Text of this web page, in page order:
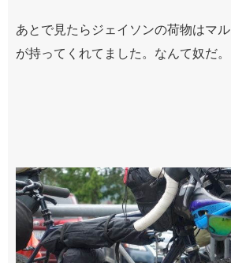
あとで見たらジェイソンの荷物はマ
が持ってくれてました。なんて奴だ。